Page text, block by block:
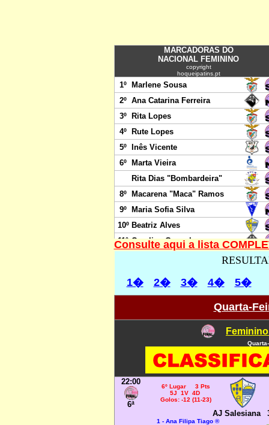
Consulte aqui a lista
1�
2� 3� 4� 5�
Quarta-
22:00
6ª
6º Lugar 3 Pts
5J 1V 4D
Golos: -12 (11-23)
AJ Salesiana
1 - Ana Filipa Tiago ®